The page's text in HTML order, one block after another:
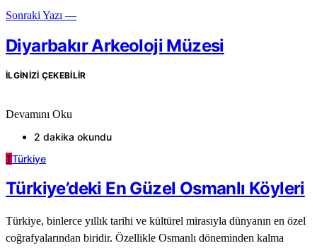
Sonraki Yazı —
Diyarbakır Arkeoloji Müzesi
İLGINIZI ÇEKEBILIR
Devamını Oku
2 dakika okundu
TTürkiye
Türkiye’deki En Güzel Osmanlı Köyleri
Türkiye, binlerce yıllık tarihi ve kültürel mirasıyla dünyanın en özel
coğrafyalarından biridir. Özellikle Osmanlı döneminden kalma